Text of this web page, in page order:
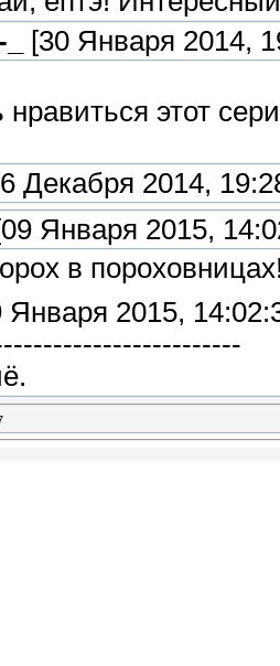
[30 Января 2014,
этот
Декабря 2014,
Января 2015,
в
Января 2015,